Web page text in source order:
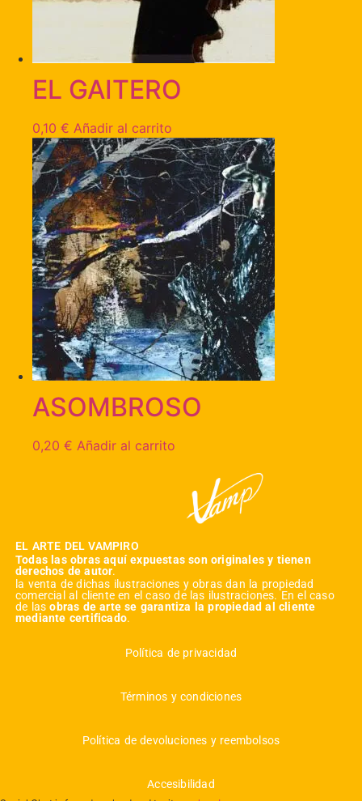
EL GAITERO
0,10 € Añadir al carrito
ASOMBROSO
0,20 € Añadir al carrito
EL ARTE DEL VAMPIRO
Todas las obras aquí expuestas son originales y tienen
derechos de autor.
la venta de dichas ilustraciones y obras dan la propiedad
comercial al cliente en el caso de las ilustraciones. En el caso
de lasobras de arte se garantiza la propiedad al cliente
mediante certificado.
Política de privacidad
Términos y condiciones
Política de devoluciones y reembolsos
Accesibilidad